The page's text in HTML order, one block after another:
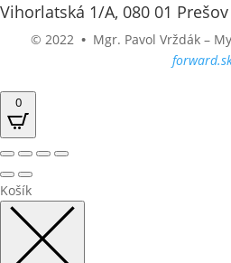
Vihorlatská 1/A, 080 01 Prešov
© 2022 • Mgr. Pavol Vrždák –
0
Košík